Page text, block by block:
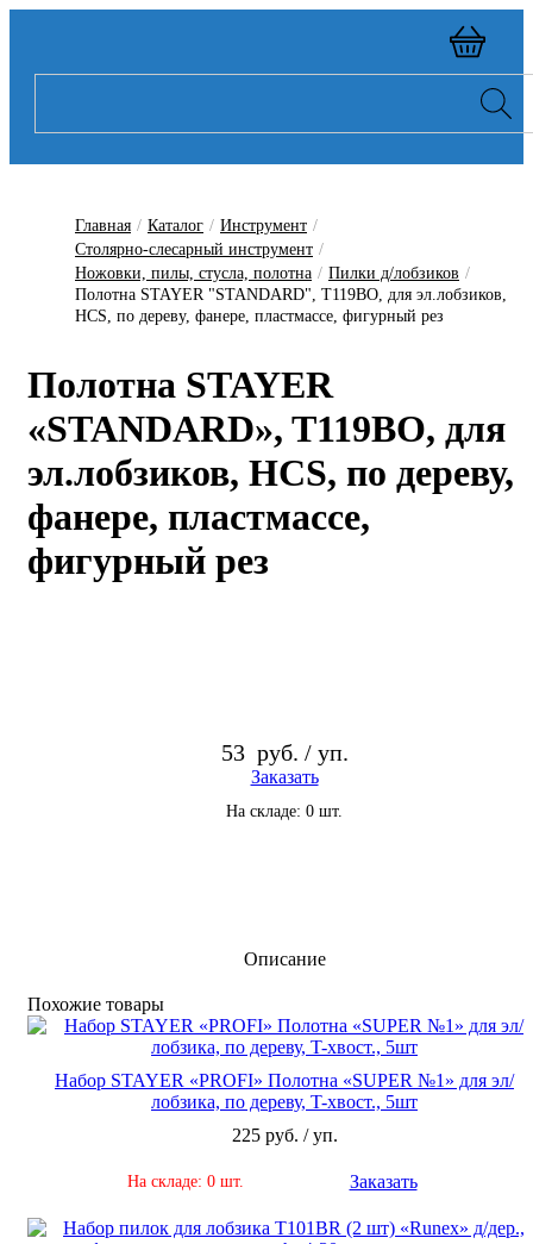
Главная / Каталог / Инструмент /
Столярно-слесарный инструмент /
Ножовки, пилы, стусла, полотна / Пилки д/лобзиков /
Полотна STAYER "STANDARD", T119BO, для эл.лобзиков,
HCS, по дереву, фанере, пластмассе, фигурный рез
Полотна STAYER
«STANDARD», T119BO, для
эл.лобзиков, HCS, по дереву,
фанере, пластмассе,
фигурный рез
53руб. / уп.
Заказать
На складе: 0 шт.
Описание
По­хо­жие то­ва­ры
Набор STAYER «PROFI» Полотна «SUPER №1» для эл/
лобзика, по дереву, T-хвост., 5шт
225 руб. / уп.
На складе: 0 шт. Заказать